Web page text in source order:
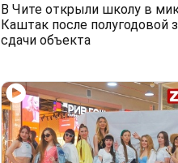
В Чите открыли школу в
Каштак после полугодовой
сдачи объекта